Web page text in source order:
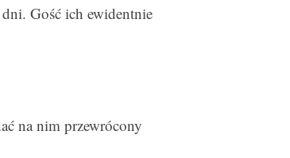
Gość ich ewidentnie
na nim przewrócony